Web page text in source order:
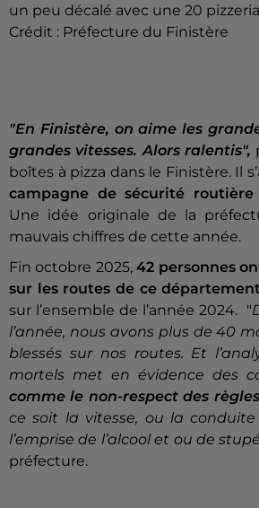
un peu décalé avec une 20
Crédit : Préfecture du Finistère
"En Finistère, on aime les
grandes vitesses. Alors ralentis",
boîtes à pizza dans le Finistère. Il
campagne de sécurité
Une idée originale de la
mauvais chiffres de cette année.
Fin octobre 2025,42 personnes
sur les routes de ce
sur l’ensemble de l’année 2024. "
l’année, nous avons plus de 40
blessés sur nos routes. Et
mortels met en évidence des
comme le non-respect des
ce soit la vitesse, ou la
l’emprise de l’alcool et ou de
préfecture.